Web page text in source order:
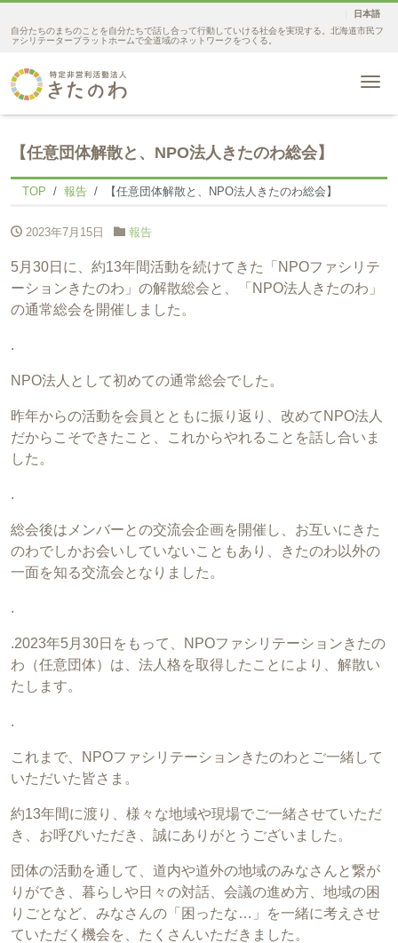
日本語
自分たちのまちのことを自分たちで話し合って行動していける社会を実現する。北海道市民フ
ァシリテータープラットホームで全道域のネットワークをつくる。
【任意団体解散と、NPO法人きたのわ総会】
TOP 報告 【任意団体解散と、NPO法人きたのわ総会】
2023年7月15日 報告
5月30日に、約13年間活動を続けてきた「NPOファシリテ
ーションきたのわ」の解散総会と、「NPO法人きたのわ」
の通常総会を開催しました。
.
NPO法人として初めての通常総会でした。
昨年からの活動を会員とともに振り返り、改めてNPO法人
だからこそできたこと、これからやれることを話し合いま
した。
.
総会後はメンバーとの交流会企画を開催し、お互いにきた
のわでしかお会いしていないこともあり、きたのわ以外の
一面を知る交流会となりました。
.
.2023年5月30日をもって、NPOファシリテーションきたの
わ（任意団体）は、法人格を取得したことにより、解散い
たします。
.
これまで、NPOファシリテーションきたのわとご一緒して
いただいた皆さま。
約13年間に渡り、様々な地域や現場でご一緒させていただ
き、お呼びいただき、誠にありがとうございました。
団体の活動を通して、道内や道外の地域のみなさんと繋が
りができ、暮らしや日々の対話、会議の進め方、地域の困
りごとなど、みなさんの「困ったな…」を一緒に考えさせ
ていただく機会を、たくさんいただきました。